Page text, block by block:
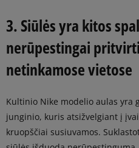
3. Siūlės yra kitos
nerūpestingai
netinkamose vietose
Kultinio Nike modelio aulas yra
junginio, kuris atsižvelgiant į
kruopščiai susiuvamos.